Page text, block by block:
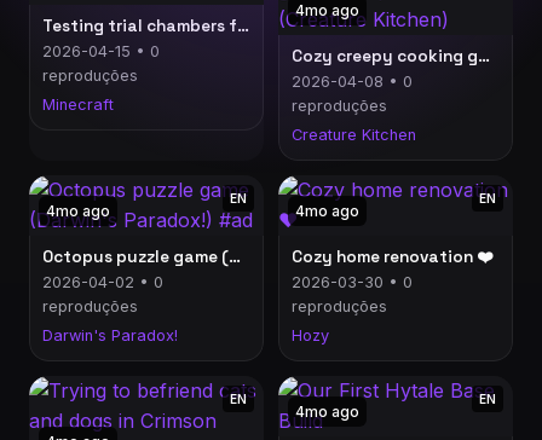
Testing trial chambers for the first time 😱
2026-04-15 • 0
reproduções
Minecraft
4mo ago
Cozy creepy cooking game with puzzles?! (Creature Kitchen)
2026-04-08 • 0
reproduções
Creature Kitchen
4mo ago
EN
Octopus puzzle game (Darwin's Paradox!) #ad
2026-04-02 • 0
reproduções
Darwin's Paradox!
4mo ago
EN
Cozy home renovation ❤️
2026-03-30 • 0
reproduções
Hozy
EN
4mo ago
EN